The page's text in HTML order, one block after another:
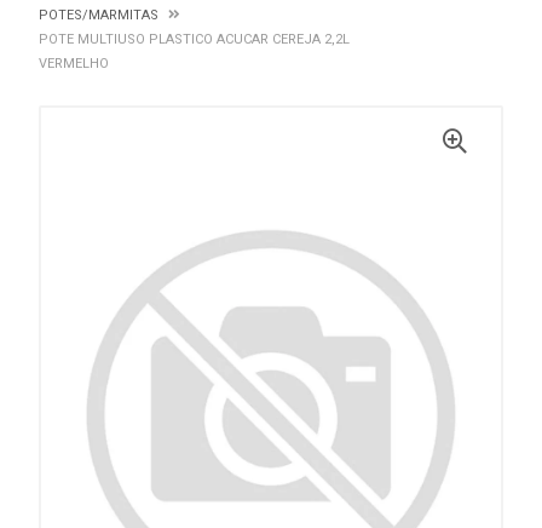
POTES/MARMITAS
POTE MULTIUSO PLASTICO ACUCAR CEREJA 2,2L
VERMELHO